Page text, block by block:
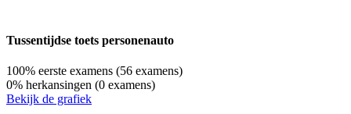
Tussentijdse toets personenauto
100% eerste examens (56 examens)
0% herkansingen (0 examens)
Bekijk de grafiek